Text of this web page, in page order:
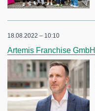
18.08.2022 – 10:10
Artemis Franchise GmbH